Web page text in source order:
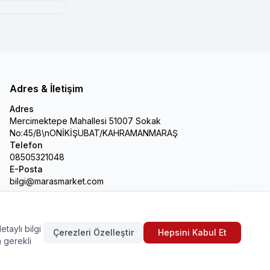
Adres & İletişim
Adres
Mercimektepe Mahallesi 51007 Sokak
No:45/B\nONİKİŞUBAT/KAHRAMANMARAŞ
Telefon
08505321048
E-Posta
bilgi@marasmarket.com
bilgi
gerekli
Çerezleri Özelleştir Hepsini Kabul Et